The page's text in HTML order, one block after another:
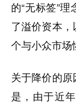
的“无标签”
了溢价资本
个与小众市场
关于降价的
是，由于近